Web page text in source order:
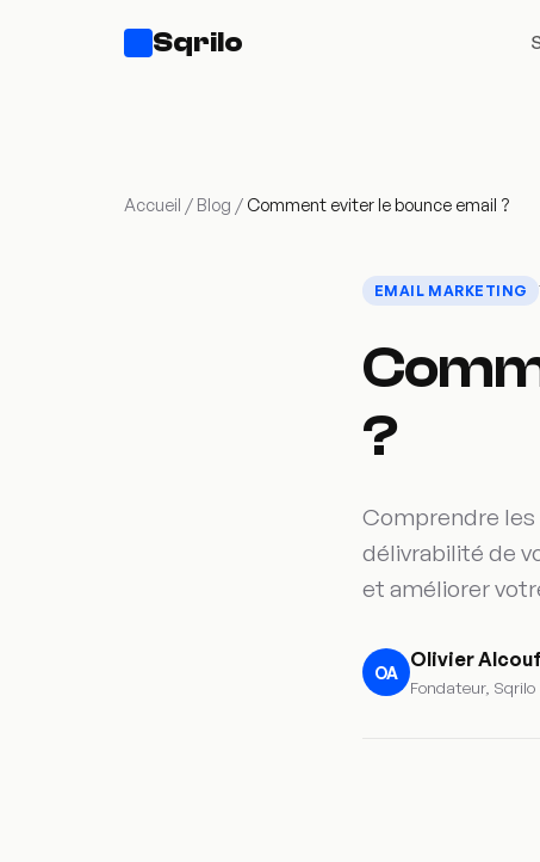
Sqrilo
Accueil / Blog / Comment eviter le bounce email ?
EMAIL MARKETING
?
Comprendre
délivrabilité de
et améliorer
OA
Olivier
Fondateur, Sqrilo